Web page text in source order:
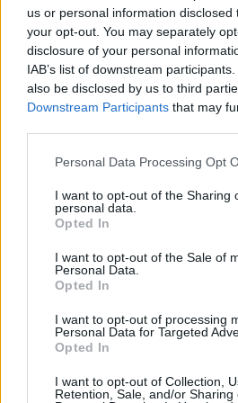
us or personal information
your opt-out. You may separately
disclosure of your personal
IAB’s list of downstream
also be disclosed by us to third
Downstream Participants that may
Personal Data Processing Opt
I want to opt-out of the Sharing
personal data.
Opted In
I want to opt-out of the Sale of
Personal Data.
Opted In
I want to opt-out of processing
Personal Data for Targeted
Opted In
I want to opt-out of Collection,
Retention, Sale, and/or Sharing
Mam planowany zabieg
miesięcy. Ze względu na
mam nieregularne miesiaczki.
mam zabieg a pojawiła mi
Forum:Ginekologia -
pacjentki
Brak
Jestem po poronieniu i
zapalenie pęcherza
furaginum i witaminę c , nie
przedwczoraj 0,2 a na
Forum:
Ginekologia -